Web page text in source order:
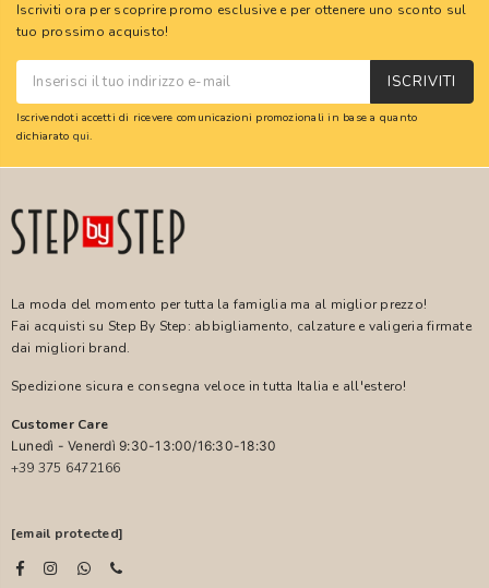
Iscriviti ora per scoprire promo esclusive e per ottenere uno sconto sul
tuo prossimo acquisto!
ISCRIVITI
Iscrivendoti accetti di ricevere comunicazioni promozionali in base a quanto
dichiarato qui.
La moda del momento per tutta la famiglia ma al miglior prezzo!
Fai acquisti su Step By Step: abbigliamento, calzature e valigeria firmate
dai migliori brand.
Spedizione sicura e consegna veloce in tutta Italia e all'estero!
Customer Care
Lunedì - Venerdì 9:30-13:00/16:30-18:30
+39 375 6472166
[email protected]